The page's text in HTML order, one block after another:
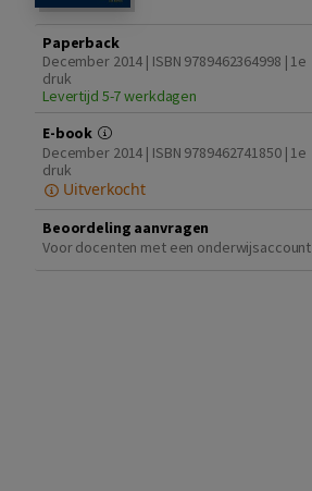
Paperback
December 2014 | ISBN 9789462364998 | 1e
druk
Levertijd 5-7 werkdagen
E-book
December 2014 | ISBN 9789462741850 | 1e
druk
Uitverkocht
Beoordeling aanvragen
Voor docenten met een onderwijsaccount